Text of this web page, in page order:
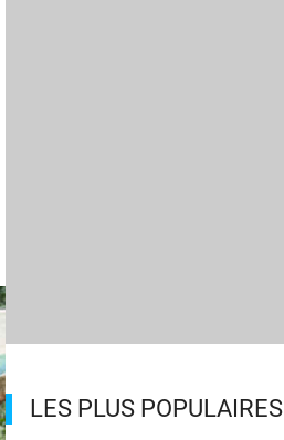
LES PLUS POPULAIRES